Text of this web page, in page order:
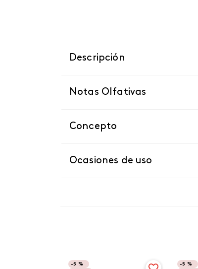
Descripción
Notas Olfativas
Concepto
Ocasiones de uso
-5 %
-5 %